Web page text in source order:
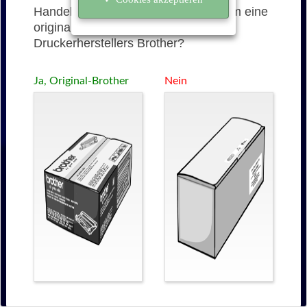
Handelt es sich bei der WT-300CL um eine
originale Tonerkartusche des
Druckerherstellers Brother?
Ja, Original-Brother Nein